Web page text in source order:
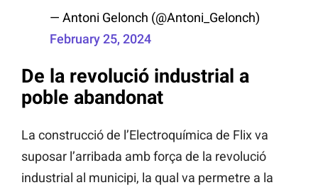
— Antoni Gelonch (@Antoni_Gelonch)
February 25, 2024
De la revolució industrial a
poble abandonat
La construcció de l’Electroquímica de Flix va
suposar l’arribada amb força de la revolució
industrial al municipi, la qual va permetre a la